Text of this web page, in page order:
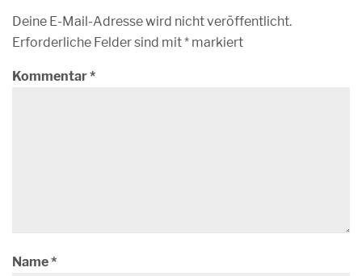
Deine E-Mail-Adresse wird nicht veröffentlicht.
Erforderliche Felder sind mit* markiert
Kommentar*
Name*